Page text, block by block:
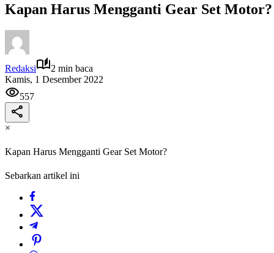
Kapan Harus Mengganti Gear Set Motor?
Redaksi
2 min baca
Kamis, 1 Desember 2022
557
×
Kapan Harus Mengganti Gear Set Motor?
Sebarkan artikel ini